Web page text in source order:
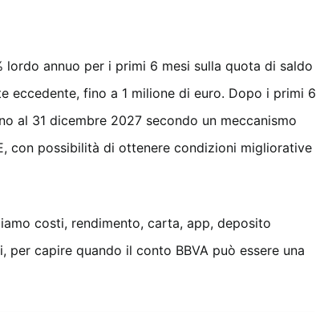
annuo per i primi 6 mesi sulla quota di saldo
eccedente, fino a 1 milione di euro. Dopo i primi 6
al 31 dicembre 2027 secondo un meccanismo
con possibilità di ottenere condizioni migliorative
costi, rendimento, carta, app, deposito
capire quando il conto BBVA può essere una